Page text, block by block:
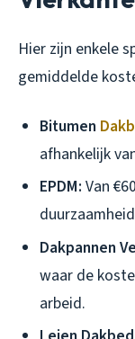
Hier zijn enkele
gemiddelde
Bitumen
afhankelijk
EPDM: Van
Dakpannen
waar de
arbeid.